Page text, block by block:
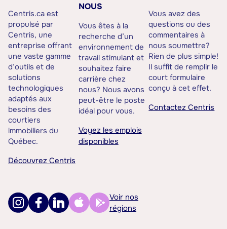
Centris.ca est
propulsé par
Centris, une
entreprise offrant
une vaste gamme
d’outils et de
solutions
technologiques
adaptés aux
besoins des
courtiers
immobiliers du
Québec.
Découvrez Centris
NOUS
Vous êtes à la
recherche d’un
environnement de
travail stimulant et
souhaitez faire
carrière chez
nous? Nous avons
peut-être le poste
idéal pour vous.
Voyez les emplois
disponibles
Vous avez des
questions ou des
commentaires à
nous soumettre?
Rien de plus simple!
Il suffit de remplir le
court formulaire
conçu à cet effet.
Contactez Centris
Voir nos
régions